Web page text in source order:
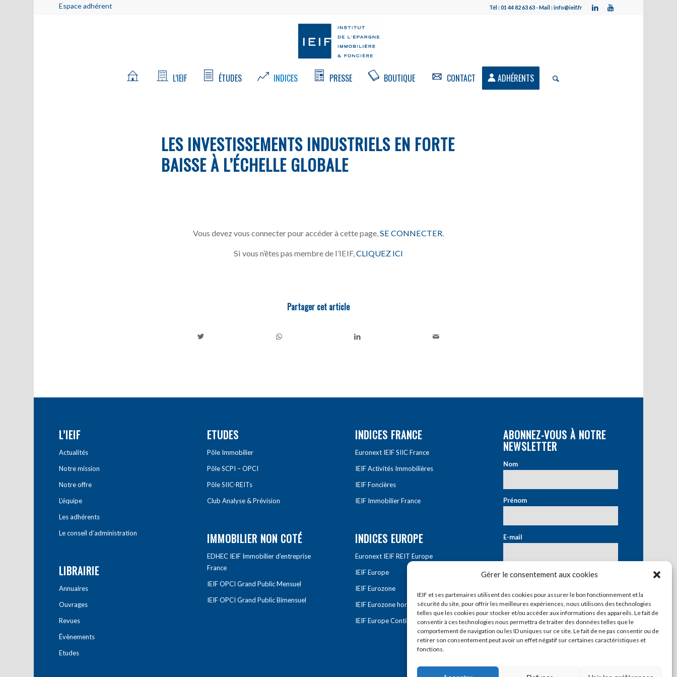
Gérer le consentement aux cookies
IEIF et ses partenaires utilisent des cookies pour assurer le bon fonctionnement et la
sécurité du site, pour offrir les meilleures expériences, nous utilisons des technologies
telles que les cookies pour stocker et/ou accéder aux informations des appareils. Le fait de
consentir à ces technologies nous permettra de traiter des données telles que le
comportement de navigation ou les ID uniques sur ce site. Le fait de ne pas consentir ou de
retirer son consentement peut avoir un effet négatif sur certaines caractéristiques et
fonctions.
Espace adhérent Tél : 01 44 82 63 63 - Mail : info@ieif.fr
L’IEIF ÉTUDES INDICES PRESSE BOUTIQUE CONTACT ADHÉRENTS
LES INVESTISSEMENTS INDUSTRIELS EN FORTE
BAISSE À L’ÉCHELLE GLOBALE
Vous devez vous connecter pour accéder à cette page, SE CONNECTER
Si vous n’êtes pas membre de l’IEIF,CLIQUEZ ICI
Partager cet article
L’IEIF
Actualités
Notre mission
Notre offre
L’équipe
Les adhérents
Le conseil d’administration
LIBRAIRIE
Annuaires
Ouvrages
Revues
Évènements
Etudes
ETUDES
Pôle Immobilier
Pôle SCPI – OPCI
Pôle SIIC-REITs
Club Analyse & Prévision
IMMOBILIER NON COTÉ
EDHEC IEIF Immobilier d’entreprise
France
IEIF OPCI Grand Public Mensuel
IEIF OPCI Grand Public Bimensuel
INDICES FRANCE
Euronext IEIF SIIC France
IEIF Activités Immobilières
IEIF Foncières
IEIF Immobilier France
INDICES EUROPE
Euronext IEIF REIT Europe
IEIF Europe
IEIF Eurozone
IEIF Eurozone hors France
IEIF Europe Continentale
ABONNEZ-VOUS À NOTRE
NEWSLETTER
Nom*
Prénom*
E-mail*